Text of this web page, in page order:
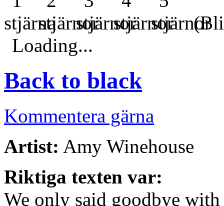
(Bli
Loading...
Back to black
Kommentera gärna
Artist: Amy Winehouse
Riktiga texten var:
We only said goodbye